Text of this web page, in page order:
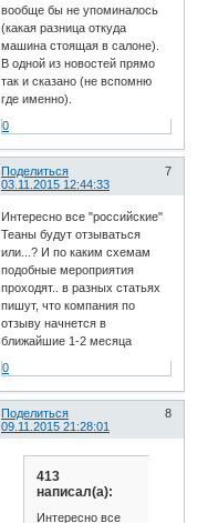
вообще бы не упоминалось
(какая разница откуда
машина стоящая в салоне).
В одной из новостей прямо
так и сказано (не вспомню
где именно).
0
Поделиться
7
03.11.2015 12:44:33
Интересно все "российские"
Теаны будут отзываться
или...? И по каким схемам
подобные мероприятия
проходят.. в разных статьях
пишут, что компания по
отзыву начнется в
ближайшие 1-2 месяца
0
Поделиться
8
09.11.2015 21:28:01
413
написал(а):
Интересно все